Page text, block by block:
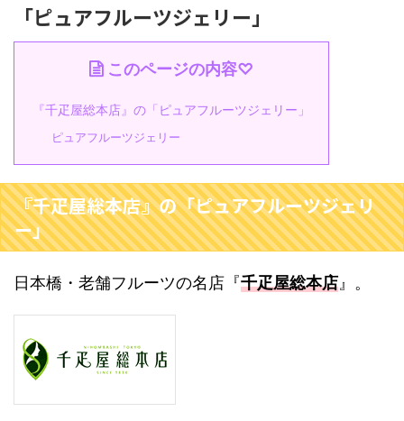
「ピュアフルーツジェリー」
このページの内容♡
『千疋屋総本店』の「ピュアフルーツジェリー」
ピュアフルーツジェリー
『千疋屋総本店』の「ピュアフルーツジェリ
ー」
日本橋・老舗フルーツの名店『千疋屋総本店 』。